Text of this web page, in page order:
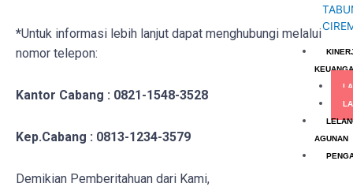
AGUNAN
*Untuk informasi lebih lanjut dapat menghubungi melalui
nomor telepon:
Kantor Cabang : 0821-1548-3528
Kep.Cabang : 0813-1234-3579
Demikian Pemberitahuan dari Kami,